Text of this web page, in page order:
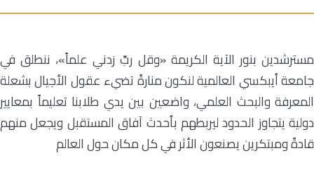
مسترشدين بنور الآية الكريمة «وقل ربِّ زدني علماً»، ننطلق في
جامعة أيبكسي العالمية لنكون منارةً تضيء عقول الأجيال بشعلة
المعرفة والبحث العلمي، واضعين بين يدي طلابنا تعليماً بمعايير
دولية يتجاوز الحدود ليربطهم بأحدث آفاق المستقبل ويجعل منهم
قادةً ومبتكرين يصنعون الأثر في كل مكان حول العالم